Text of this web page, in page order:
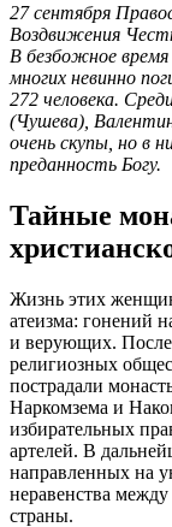
27 сентября
Воздвижения
В безбожное
многих невинно
272 человека.
(Чушева),
очень скупы, но в
преданность Богу.
Тайные
Жизнь этих
атеизма: гонений
и верующих. После
религиозных
пострадали
Наркомзема и
избирательных
артелей. В
направленных на
неравенства
страны.